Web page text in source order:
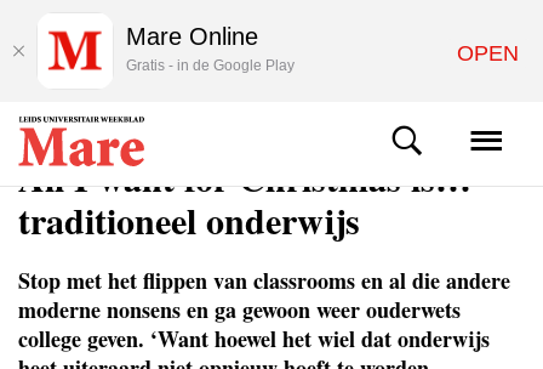
COLUMNS & OPINIE
All I want for Christmas is…
traditioneel onderwijs
Stop met het flippen van classrooms en al die andere
moderne nonsens en ga gewoon weer ouderwets
college geven. ‘Want hoewel het wiel dat onderwijs
Mare Online
Gratis - in de Google Play OPEN